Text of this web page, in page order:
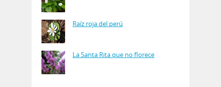
Raíz roja del perú
La Santa Rita que no florece